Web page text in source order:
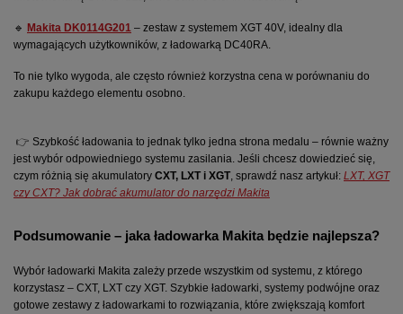
🔹 Makita DK0114G201 – zestaw z systemem XGT 40V, idealny dla
wymagających użytkowników, z ładowarką DC40RA.
To nie tylko wygoda, ale często również korzystna cena w porównaniu do
zakupu każdego elementu osobno.
👉 Szybkość ładowania to jednak tylko jedna strona medalu – równie ważny
jest wybór odpowiedniego systemu zasilania. Jeśli chcesz dowiedzieć się,
czym różnią się akumulatory CXT, LXT i XGT, sprawdź nasz artykuł: LXT, XGT
czy CXT? Jak dobrać akumulator do narzędzi Makita
Podsumowanie – jaka ładowarka Makita będzie najlepsza?
Wybór ładowarki Makita zależy przede wszystkim od systemu, z którego
korzystasz – CXT, LXT czy XGT. Szybkie ładowarki, systemy podwójne oraz
gotowe zestawy z ładowarkami to rozwiązania, które zwiększają komfort